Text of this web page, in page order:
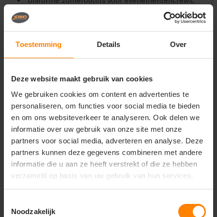
Toestemming Details Over
Deze website maakt gebruik van cookies
We gebruiken cookies om content en advertenties te
personaliseren, om functies voor social media te bieden
en om ons websiteverkeer te analyseren. Ook delen we
informatie over uw gebruik van onze site met onze
partners voor social media, adverteren en analyse. Deze
partners kunnen deze gegevens combineren met andere
informatie die u aan ze heeft verstrekt of die ze hebben
verzameld op basis van uw gebruik van hun services.
Noodzakelijk
logistiek personeel en promotieteams
Milieubewuste en hoogwaardige
kledingmerchandise voor verenigingen, scholen en
merken
Belangrijkste kenmerken:
maximale kleurvastheid en een lagere ecologische
impact
Materiaal:
100% premium polyester;
sneldrogend, ademend en vederlicht van gewicht
Pasvorm:Comfortabele unisex-pasvorm voorzien
van een elastische tailleband met een handig
aantrekkoord
Comfort:Biedt onbeperkte bewegingsvrijheid en
voelt zacht en glad aan op de huid zonder te schuren
Onderhoud:Slijtvast, strijkvrij en vormvast